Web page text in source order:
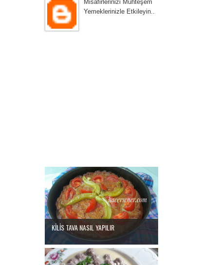
Misafirlerinizi Muhteşem
Yemeklerinizle Etkileyin..
KİLİS TAVA NASIL YAPILIR